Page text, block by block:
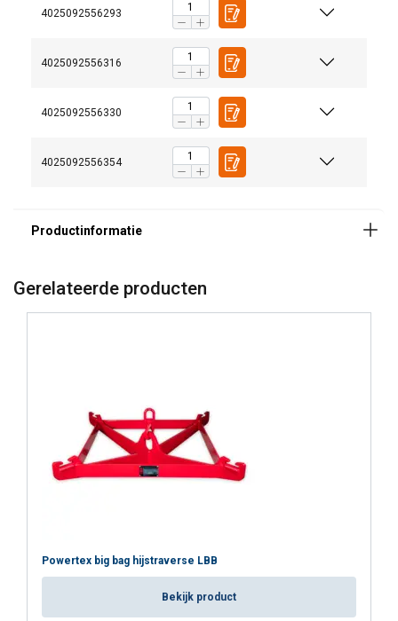
4025092556293
4025092556316
4025092556330
4025092556354
Gerelateerde producten
Powertex big bag hijstraverse LBB
Bekijk product